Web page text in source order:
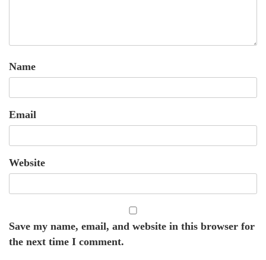
Name
Email
Website
Save my name, email, and website in this browser for
the next time I comment.